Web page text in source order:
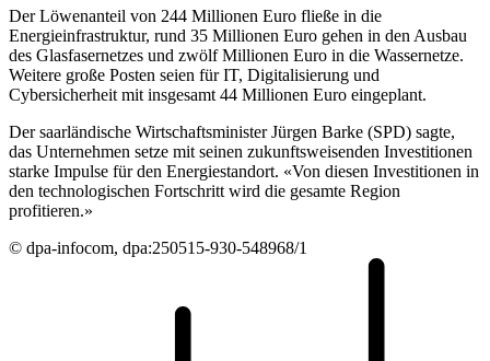
Der Löwenanteil von 244 Millionen Euro fließe in die
Energieinfrastruktur, rund 35 Millionen Euro gehen in den Ausbau
des Glasfasernetzes und zwölf Millionen Euro in die Wassernetze.
Weitere große Posten seien für IT, Digitalisierung und
Cybersicherheit mit insgesamt 44 Millionen Euro eingeplant.
Der saarländische Wirtschaftsminister Jürgen Barke (SPD) sagte,
das Unternehmen setze mit seinen zukunftsweisenden Investitionen
starke Impulse für den Energiestandort. «Von diesen Investitionen in
den technologischen Fortschritt wird die gesamte Region
profitieren.»
© dpa-infocom, dpa:250515-930-548968/1